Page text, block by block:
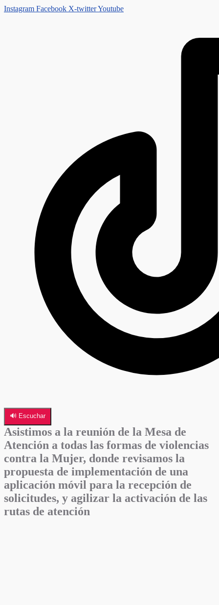
Instagram Facebook X-twitterYoutube
🔊 Escuchar
Asistimos a la reunión de la Mesa de
Atención a todas las formas de violencias
contra la Mujer, donde revisamos la
propuesta de implementación de una
aplicación móvil para la recepción de
solicitudes, y agilizar la activación de las
rutas de atención